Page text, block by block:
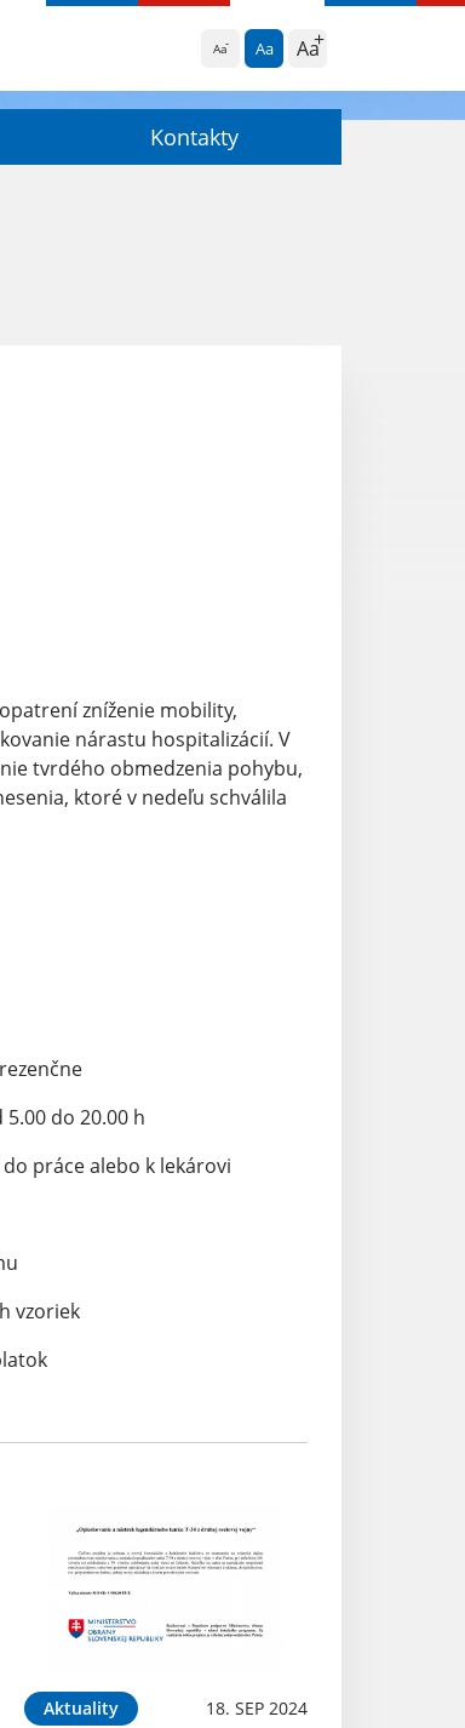
Aa Aa Aa
Kontakty
zníženie mobility,
nárastu hospitalizácií. V
tvrdého obmedzenia pohybu,
ktoré v nedeľu schválila
do 20.00 h
práce alebo k lekárovi
vzoriek
Aktuality 18. SEP 2024